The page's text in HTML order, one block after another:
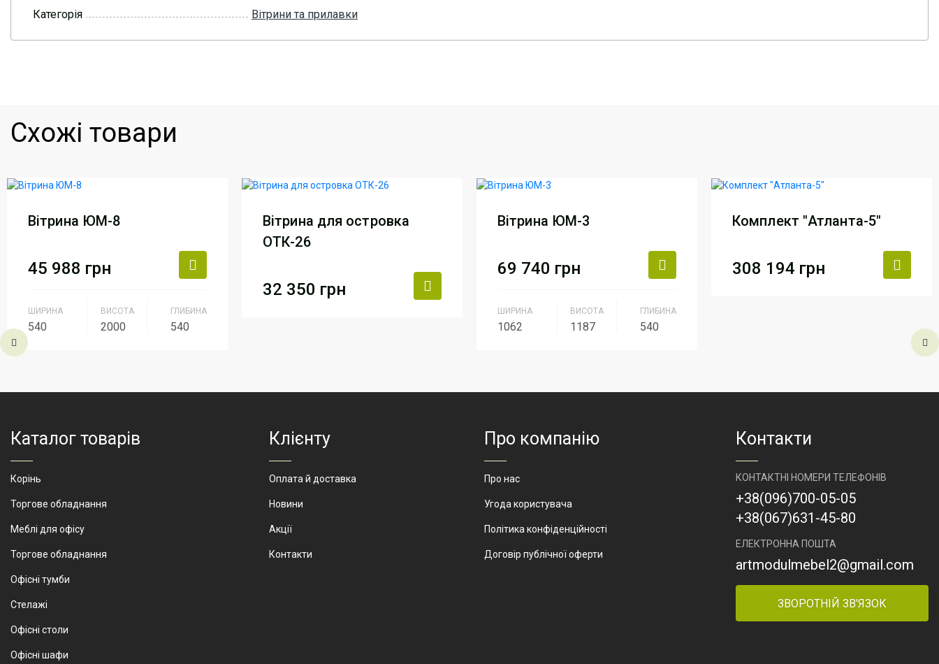
Категорія
Вітрини та прилавки
Схожі товари
Вітрина ЮМ-8
45 988 грн
ШИРИНА
540
ВИСОТА
2000
ГЛИБИНА
540
Призначення
ювелірний
парфумерія.
Вітрина для островка
ОТК-26
32 350 грн
Вітрина ЮМ-3
69 740 грн
ШИРИНА
1062
ВИСОТА
1187
ГЛИБИНА
540
Призначення
ювелірний
парфумерія.
Комплект "Атланта-5"
308 194 грн
Каталог товарів
Корінь
Торгове обладнання
Меблі для офісу
Торгове обладнання
Офісні тумби
Стелажі
Офісні столи
Офісні шафи
Клієнту
Оплата й доставка
Новини
Акції
Контакти
Про компанію
Про нас
Угода користувача
Політика конфіденційності
Договір публічної оферти
Контакти
КОНТАКТНІ НОМЕРИ ТЕЛЕФОНІВ
+38(096)700-05-05
+38(067)631-45-80
ЕЛЕКТРОННА ПОШТА
artmodulmebel2@gmail.com
ЗВОРОТНІЙ ЗВ'ЯЗОК